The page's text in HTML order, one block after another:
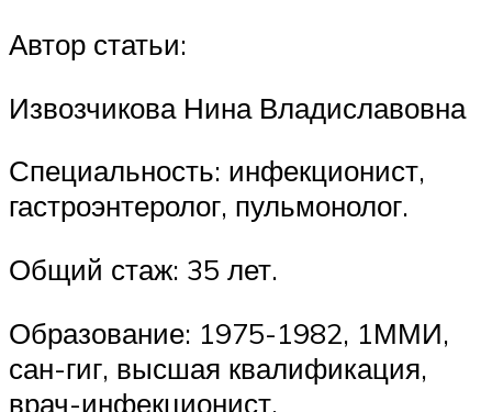
Автор статьи:
Извозчикова Нина Владиславовна
Специальность: инфекционист,
гастроэнтеролог, пульмонолог.
Общий стаж: 35 лет.
Образование: 1975-1982, 1ММИ,
сан-гиг, высшая квалификация,
врач-инфекционист.